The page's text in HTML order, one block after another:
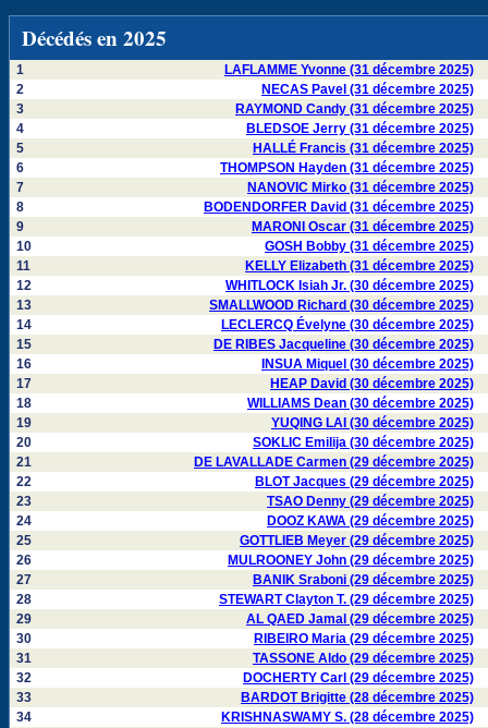
Décédés en 2025
1
LAFLAMME Yvonne (31 décembre 2025)
2
NECAS Pavel (31 décembre 2025)
3
RAYMOND Candy (31 décembre 2025)
4
BLEDSOE Jerry (31 décembre 2025)
5
HALLÉ Francis (31 décembre 2025)
6
THOMPSON Hayden (31 décembre 2025)
7
NANOVIC Mirko (31 décembre 2025)
8
BODENDORFER David (31 décembre 2025)
9
MARONI Oscar (31 décembre 2025)
10
GOSH Bobby (31 décembre 2025)
11
KELLY Elizabeth (31 décembre 2025)
12
WHITLOCK Isiah Jr. (30 décembre 2025)
13
SMALLWOOD Richard (30 décembre 2025)
14
LECLERCQ Évelyne (30 décembre 2025)
15
DE RIBES Jacqueline (30 décembre 2025)
16
INSUA Miquel (30 décembre 2025)
17
HEAP David (30 décembre 2025)
18
WILLIAMS Dean (30 décembre 2025)
19
YUQING LAI (30 décembre 2025)
20
SOKLIC Emilija (30 décembre 2025)
21
DE LAVALLADE Carmen (29 décembre 2025)
22
BLOT Jacques (29 décembre 2025)
23
TSAO Denny (29 décembre 2025)
24
DOOZ KAWA (29 décembre 2025)
25
GOTTLIEB Meyer (29 décembre 2025)
26
MULROONEY John (29 décembre 2025)
27
BANIK Sraboni (29 décembre 2025)
28
STEWART Clayton T. (29 décembre 2025)
29
AL QAED Jamal (29 décembre 2025)
30
RIBEIRO Maria (29 décembre 2025)
31
TASSONE Aldo (29 décembre 2025)
32
DOCHERTY Carl (29 décembre 2025)
33
BARDOT Brigitte (28 décembre 2025)
34
KRISHNASWAMY S. (28 décembre 2025)